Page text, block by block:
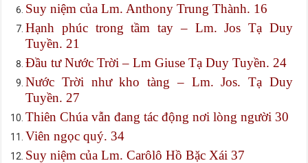
Suy niệm của Lm. Anthony Trung Thành. 16
Hạnh phúc trong tầm tay – Lm. Jos Tạ Duy
Tuyền. 21
Đầu tư Nước Trời – Lm Giuse Tạ Duy Tuyền. 24
Nước Trời như kho tàng – Lm. Jos. Tạ Duy
Tuyền. 27
Thiên Chúa vẫn đang tác động nơi lòng người 30
Viên ngọc quý. 34
Suy niệm của Lm. Carôlô Hồ Bặc Xái 37